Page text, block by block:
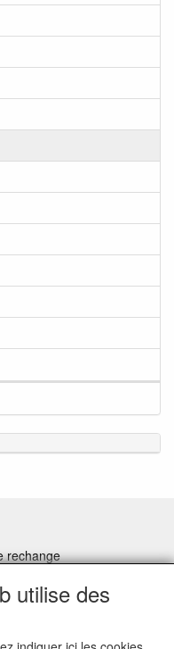
rechange
utilise des